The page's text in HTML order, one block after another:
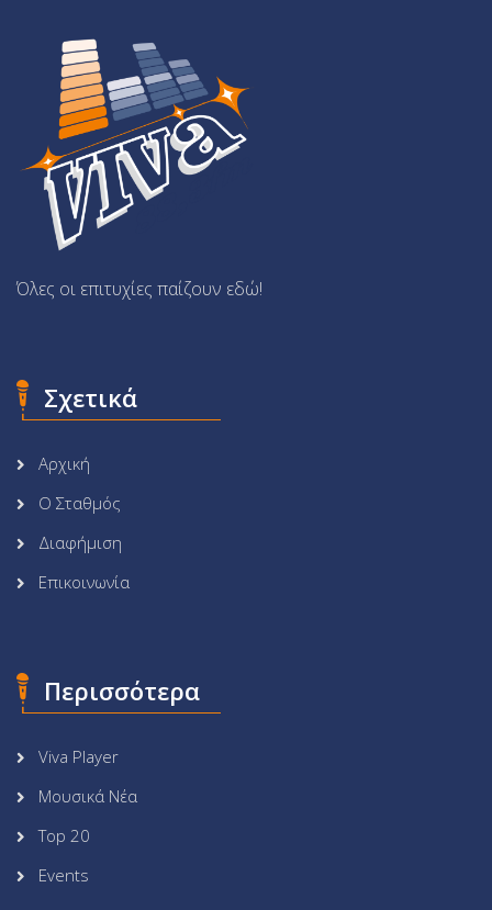
Όλες οι επιτυχίες παίζουν εδώ!
Σχετικά
Αρχική
Ο Σταθμός
Διαφήμιση
Επικοινωνία
Περισσότερα
Viva Player
Μουσικά Νέα
Top 20
Events